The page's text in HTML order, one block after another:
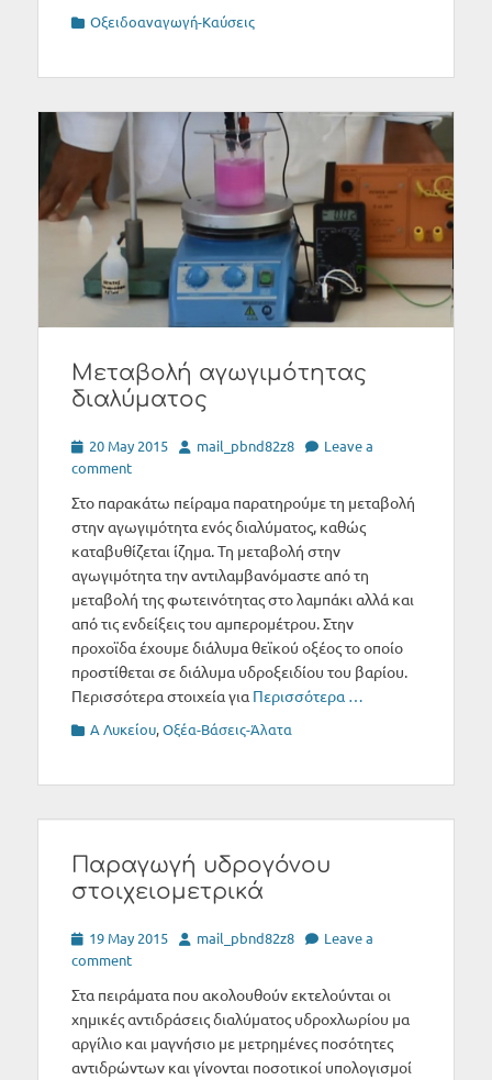
Categories
Οξειδοαναγωγή-Καύσεις
Μεταβολή αγωγιμότητας
διαλύματος
Posted
on
20 May 2015 Author
mail_pbnd82z8
Leave a
comment
Στο παρακάτω πείραμα παρατηρούμε τη μεταβολή
στην αγωγιμότητα ενός διαλύματος, καθώς
καταβυθίζεται ίζημα. Τη μεταβολή στην
αγωγιμότητα την αντιλαμβανόμαστε από τη
μεταβολή της φωτεινότητας στο λαμπάκι αλλά και
από τις ενδείξεις του αμπερομέτρου. Στην
προχοϊδα έχουμε διάλυμα θεϊκού οξέος το οποίο
προστίθεται σε διάλυμα υδροξειδίου του βαρίου.
Περισσότερα στοιχεία για Περισσότερα …
Categories
Α Λυκείου,Οξέα-Βάσεις-Άλατα
Παραγωγή υδρογόνου
στοιχειομετρικά
Posted
on
19 May 2015 Author
mail_pbnd82z8
Leave a
comment
Στα πειράματα που ακολουθούν εκτελούνται οι
χημικές αντιδράσεις διαλύματος υδροχλωρίου μα
αργίλιο και μαγνήσιο με μετρημένες ποσότητες
αντιδρώντων και γίνονται ποσοτικοί υπολογισμοί